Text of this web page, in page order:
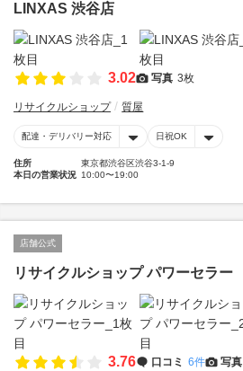
LINXAS 渋谷店
3.02 写真 3枚
リサイクルショップ 質屋
配達・デリバリー対応 日祝OK
住所
東京都渋谷区渋谷3-1-9
本日の営業状況 10:00〜19:00
店舗公式
リサイクルショップ パワーセラー
3.76 口コミ 6件 写真